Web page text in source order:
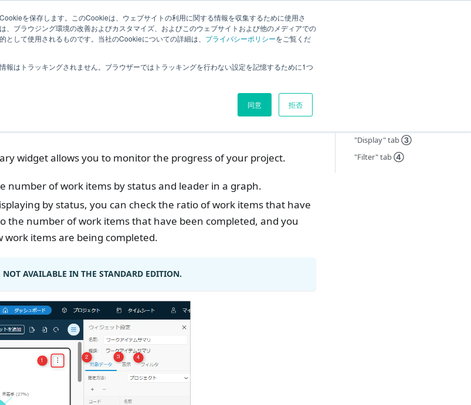
を保存します。このCookieは、ウェブサイトの利用に関する情報を収集するために使用さ
、ブラウジング環境の改善およびカスタマイズ、およびこのウェブサイトおよび他のメディアでの
して使用されるものです。当社のCookieについての詳細は、 プライバシーポリシーをご覧くだ
報はトラッキングされません。ブラウザーではトラッキングを行わない設定を記憶するために1つ
同意 拒否
| Extensions User Feedback Current English
widget allows you to monitor the progress of your project.
number of work items by status and leader in a graph.
by status, you can check the ratio of work items that have
the number of work items that have been completed, and you
work items are being completed.
AVAILABLE IN THE STANDARD EDITION.
"Display" tab③
"Filter" tab④